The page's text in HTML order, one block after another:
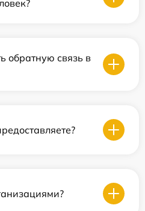
обратную связь в